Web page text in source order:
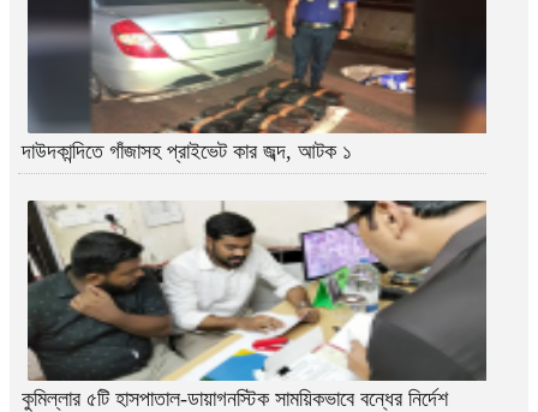
দাউদকান্দিতে গাঁজাসহ প্রাইভেট কার জব্দ, আটক ১
কুমিল্লার ৫টি হাসপাতাল-ডায়াগনস্টিক সাময়িকভাবে বন্ধের নির্দেশ